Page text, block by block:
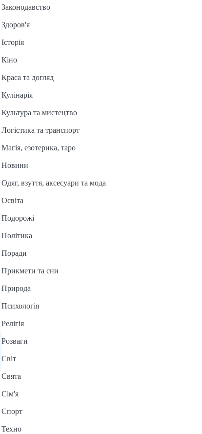
Законодавство
Здоров'я
Історія
Кіно
Краса та догляд
Кулінарія
Культура та мистецтво
Логістика та транспорт
Магія, езотерика, таро
Новини
Одяг, взуття, аксесуари та мода
Освіта
Подорожі
Політика
Поради
Прикмети та сни
Природа
Психологія
Релігія
Розваги
Світ
Свята
Сім'я
Спорт
Техно